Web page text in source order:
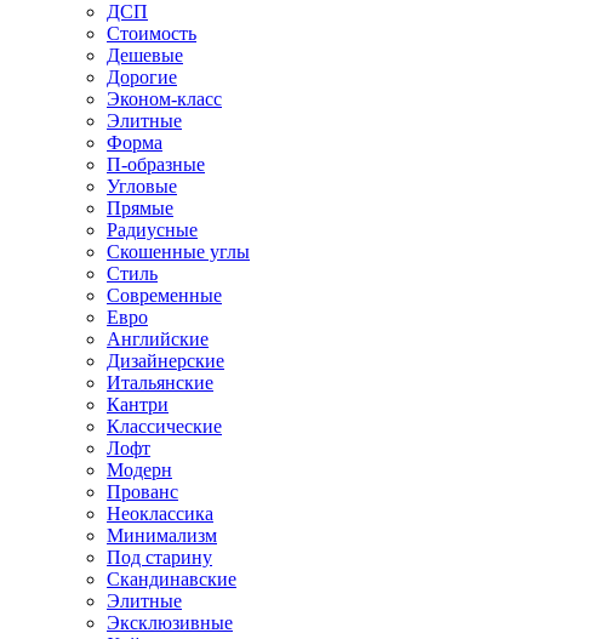
ДСП
Стоимость
Дешевые
Дорогие
Эконом-класс
Элитные
Форма
П-образные
Угловые
Прямые
Радиусные
Скошенные углы
Стиль
Современные
Евро
Английские
Дизайнерские
Итальянские
Кантри
Классические
Лофт
Модерн
Прованс
Неоклассика
Минимализм
Под старину
Скандинавские
Элитные
Эксклюзивные